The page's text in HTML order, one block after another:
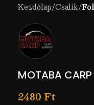
Kezdőlap Csalik
MOTABA
2480 Ft